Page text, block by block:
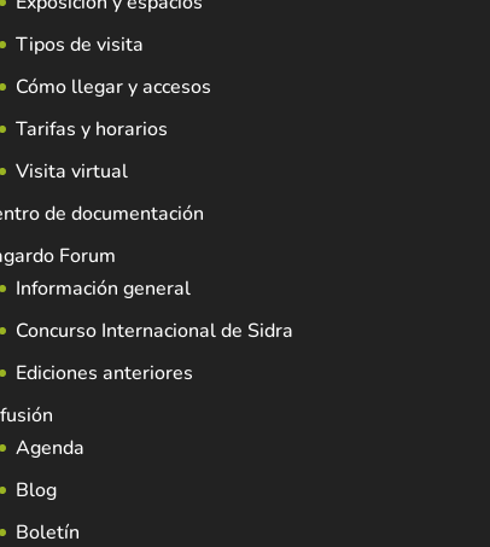
Tipos de visita
Cómo llegar y accesos
Tarifas y horarios
Visita virtual
de documentación
Forum
Información general
Concurso Internacional de Sidra
Ediciones anteriores
Agenda
Blog
Boletín